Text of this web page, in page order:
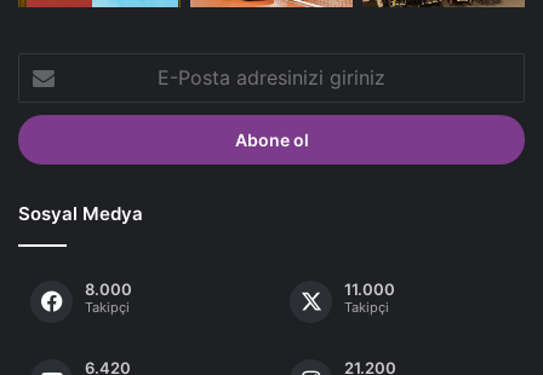
Posta
adresinizi
giriniz
Sosyal Medya
8.000
Takipçi
11.000
Takipçi
6.420 21.200